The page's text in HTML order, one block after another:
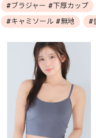
#ブラジャー #下厚カップ
#キャミソール #無地
#